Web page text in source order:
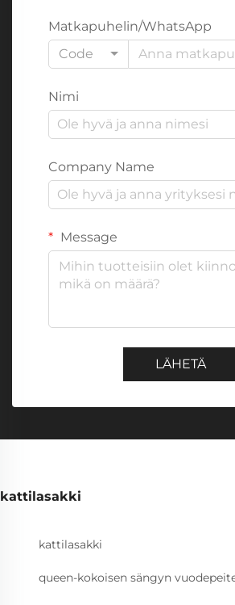
Matkapuhelin/WhatsApp
Code
Nimi
Company Name
Message
LÄHETÄ
kattilasakki
kattilasakki
queen-kokoisen sängyn